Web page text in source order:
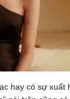
hay có sự xuất